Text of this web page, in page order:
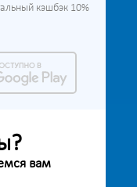
кэшбэк 10%
вам